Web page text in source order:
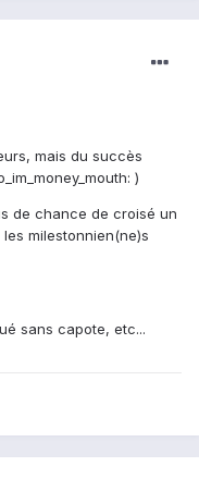
mais du succès
)
de chance de croisé un
milestonnien(ne)s
sans capote, etc...